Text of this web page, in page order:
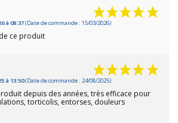
à 08:37(Date de commande : 15/03/2026)
ce produit
à 13:50(Date de commande : 24/08/2025)
depuis des années, très efficace pour
torticolis, entorses, douleurs